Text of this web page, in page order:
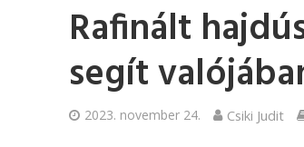
Rafinált
segít
2023. november 24. Csiki Judit